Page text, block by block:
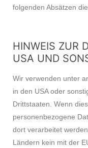
folgenden Absätzen
HINWEIS ZUR
USA UND
Wir verwenden unter
in den USA oder
Drittstaaten. Wenn
personenbezogene
dort verarbeitet
Ländern kein mit der